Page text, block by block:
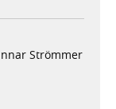
Strömmer